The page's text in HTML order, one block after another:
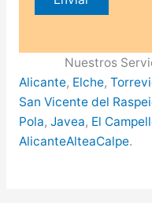
Nuestros
Alicante, Elche,
San Vicente del
Pola, Javea, El
AlicanteAlteaCalpe.